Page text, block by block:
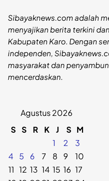
Sibayaknews.com adalah
menyajikan berita terkini
Kabupaten Karo. Dengan
independen,
masyarakat dan
mencerdaskan.
Agustus 2026
S S R K J S M
1
2
3
4
5 6 7 8 9
10
11 12 13 14 15 16 17